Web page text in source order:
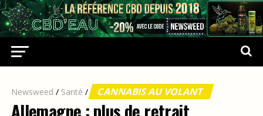
Newsweed / Santé / CANNABIS AU VOLANT
Allemagne : plus de retrait